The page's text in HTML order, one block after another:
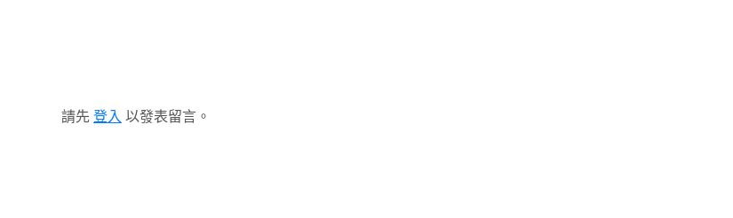
請先 登入 以發表留言。